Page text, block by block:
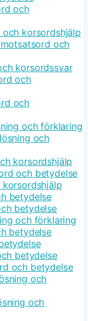
och
och korsordshjälp
och
korsordssvar
och
och
och förklaring
och
korsordshjälp
och betydelse
korsordshjälp
betydelse
betydelse
och förklaring
betydelse
betydelse
och betydelse
och
och